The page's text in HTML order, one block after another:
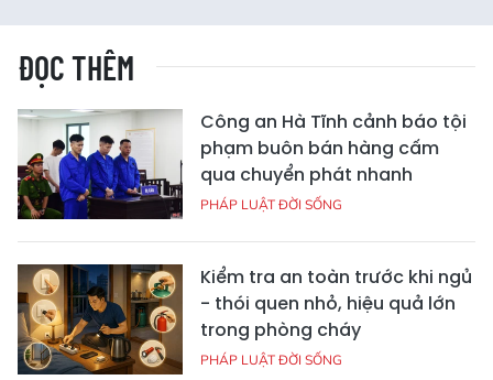
ĐỌC THÊM
Công an Hà Tĩnh cảnh báo tội
phạm buôn bán hàng cấm
qua chuyển phát nhanh
PHÁP LUẬT ĐỜI SỐNG
Kiểm tra an toàn trước khi ngủ
- thói quen nhỏ, hiệu quả lớn
trong phòng cháy
PHÁP LUẬT ĐỜI SỐNG